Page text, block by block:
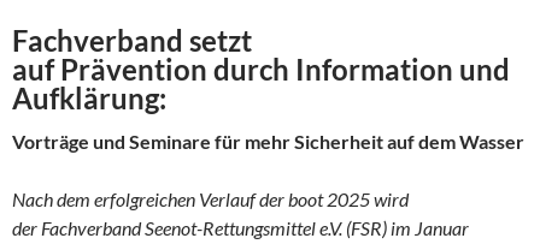
Fachverband setzt
auf Prävention durch Information und
Aufklärung:
Vorträge und Seminare für mehr Sicherheit auf dem Wasser
Nach dem erfolgreichen Verlauf der boot 2025 wird
der Fachverband Seenot-Rettungsmittel e.V. (FSR) im Januar